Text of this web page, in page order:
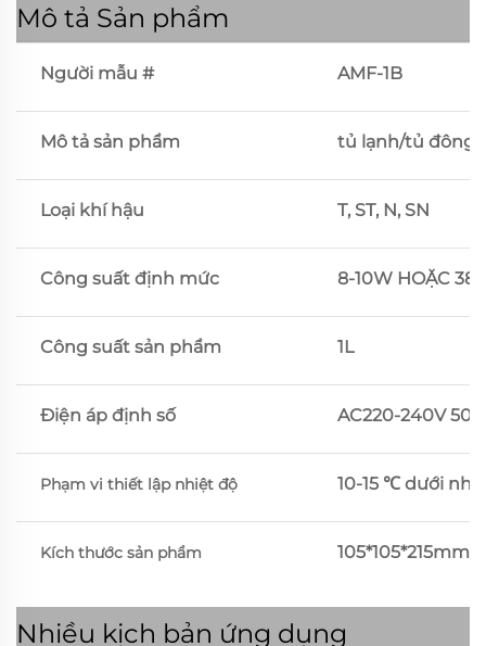
Mô tả Sản phẩm
Người mẫu # AMF-1B
Mô tả sản phẩm tủ lạnh/tủ đông
Loại khí hậu T, ST, N, SN
Công suất định mức 8-10W HOẶC
Công suất sản phẩm 1L
Điện áp định số AC220-240V
Phạm vi thiết lập nhiệt độ 10-15 ℃ dưới
Kích thước sản phẩm 105*105*215mm
Nhiều kịch bản ứng dụng